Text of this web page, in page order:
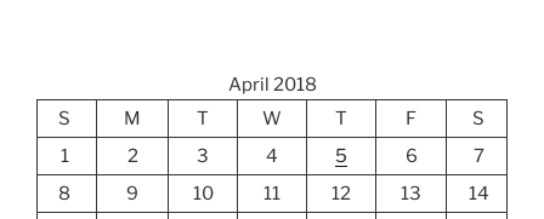
April 2018
S
M T W T F
S
1
2 3 4 5 6
7
8
9 10 11 12 13
14